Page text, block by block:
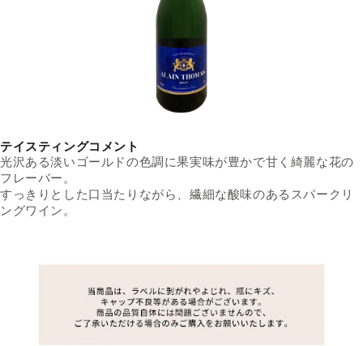
テイスティングコメント
光沢ある淡いゴールドの色調に果実味が豊かで甘く綺麗な花の
フレーバー。
すっきりとした口当たりながら、繊細な酸味のあるスパークリ
ングワイン。